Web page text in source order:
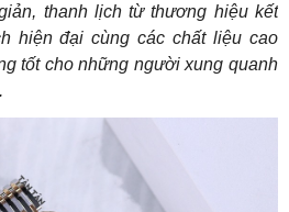
thanh lịch từ thương hiệu kết
hiện đại cùng các chất liệu cao
tốt cho những người xung quanh